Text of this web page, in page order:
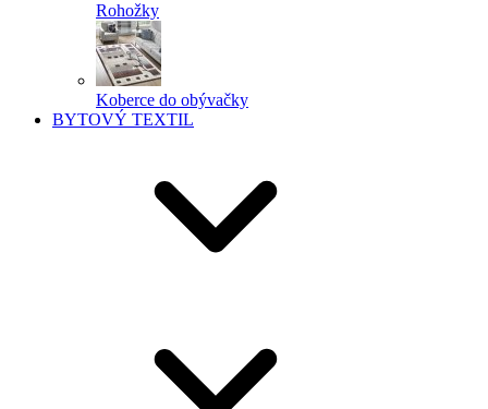
Rohožky
Koberce do obývačky
BYTOVÝ TEXTIL